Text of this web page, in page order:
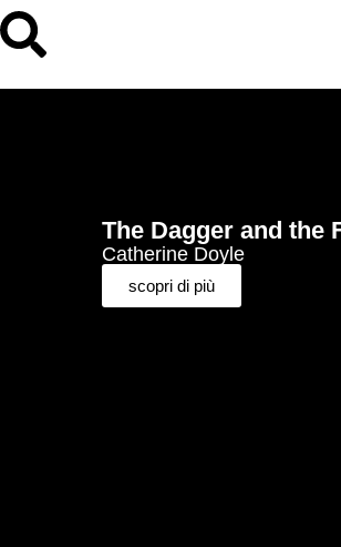
The Dagger and the
Catherine Doyle
scopri di più